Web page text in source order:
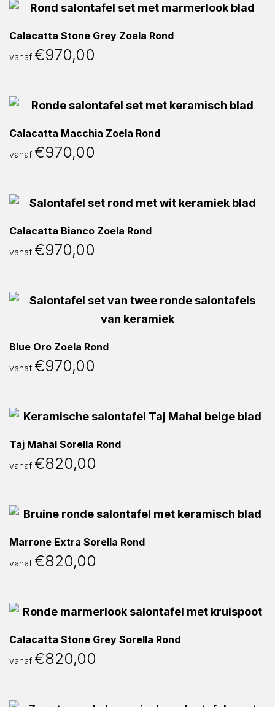
Calacatta Stone Grey Zoela Rond
vanaf €970,00
Calacatta Macchia Zoela Rond
vanaf €970,00
Calacatta Bianco Zoela Rond
vanaf €970,00
Blue Oro Zoela Rond
vanaf €970,00
Taj Mahal Sorella Rond
vanaf €820,00
Marrone Extra Sorella Rond
vanaf €820,00
Calacatta Stone Grey Sorella Rond
vanaf €820,00